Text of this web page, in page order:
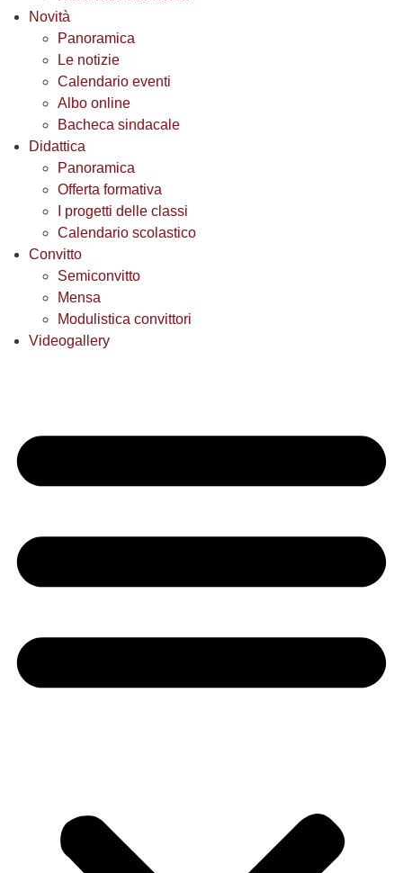
Novità
Panoramica
Le notizie
Calendario eventi
Albo online
Bacheca sindacale
Didattica
Panoramica
Offerta formativa
I progetti delle classi
Calendario scolastico
Convitto
Semiconvitto
Mensa
Modulistica convittori
Videogallery